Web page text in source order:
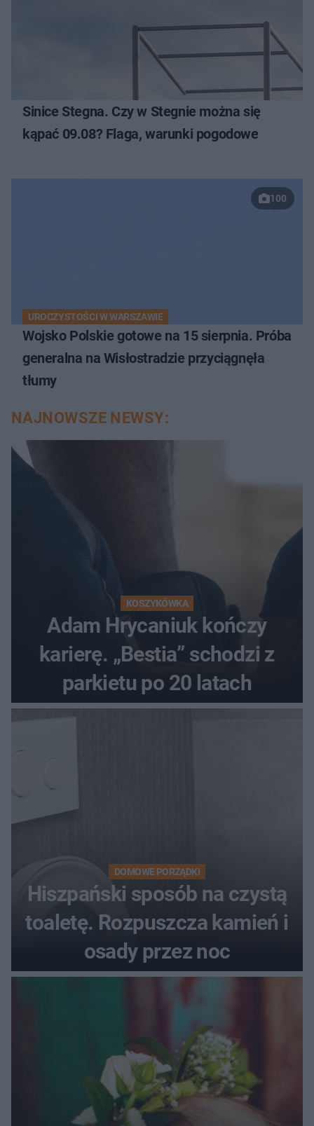
Sinice Stegna. Czy w Stegnie można się
kąpać 09.08? Flaga, warunki pogodowe
100
UROCZYSTOŚCI W WARSZAWIE
Wojsko Polskie gotowe na 15 sierpnia. Próba
generalna na Wisłostradzie przyciągnęła
tłumy
NAJNOWSZE NEWSY:
KOSZYKÓWKA
Adam Hrycaniuk kończy
karierę. „Bestia” schodzi z
parkietu po 20 latach
DOMOWE PORZĄDKI
Hiszpański sposób na czystą
toaletę. Rozpuszcza kamień i
osady przez noc